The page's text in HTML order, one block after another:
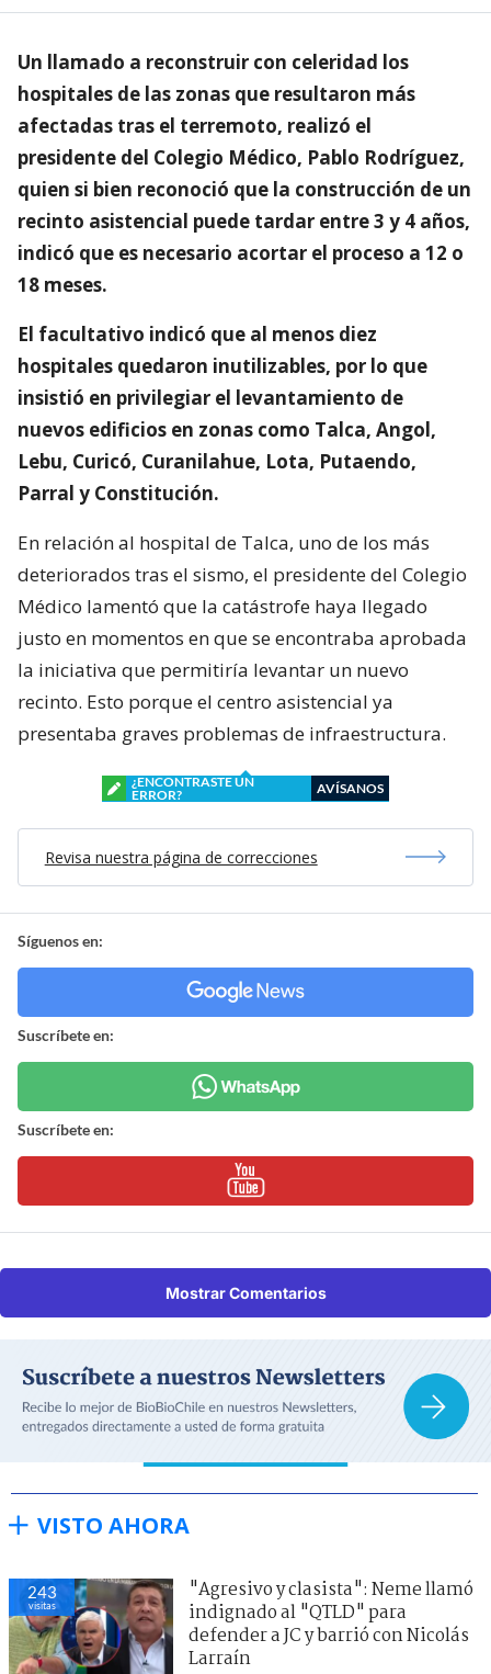
Un llamado a reconstruir con celeridad los
hospitales de las zonas que resultaron más
afectadas tras el terremoto, realizó el
presidente del Colegio Médico, Pablo Rodríguez,
quien si bien reconoció que la construcción de un
recinto asistencial puede tardar entre 3 y 4 años,
indicó que es necesario acortar el proceso a 12 o
18 meses.
El facultativo indicó que al menos diez
hospitales quedaron inutilizables, por lo que
insistió en privilegiar el levantamiento de
nuevos edificios en zonas como Talca, Angol,
Lebu, Curicó, Curanilahue, Lota, Putaendo,
Parral y Constitución.
En relación al hospital de Talca, uno de los más
deteriorados tras el sismo, el presidente del Colegio
Médico lamentó que la catástrofe haya llegado
justo en momentos en que se encontraba aprobada
la iniciativa que permitiría levantar un nuevo
recinto. Esto porque el centro asistencial ya
presentaba graves problemas de infraestructura.
¿ENCONTRASTE UN
ERROR?
AVÍSANOS
Revisa nuestra página de correcciones
Síguenos en:
Suscríbete en:
Suscríbete en:
Mostrar Comentarios
VISTO AHORA
243
visitas
"Agresivo y clasista": Neme llamó
indignado al "QTLD" para
defender a JC y barrió con Nicolás
Larraín